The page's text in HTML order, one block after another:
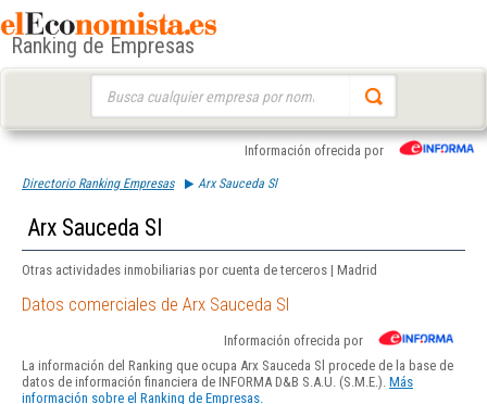
Ranking de Empresas
Información ofrecida por
Directorio Ranking Empresas Arx Sauceda Sl
Arx Sauceda Sl
Otras actividades inmobiliarias por cuenta de terceros | Madrid
Datos comerciales de Arx Sauceda Sl
Información ofrecida por
La información del Ranking que ocupa Arx Sauceda Sl procede de la base de
datos de información financiera de INFORMA D&B S.A.U. (S.M.E.). Más
información sobre el Ranking de Empresas.